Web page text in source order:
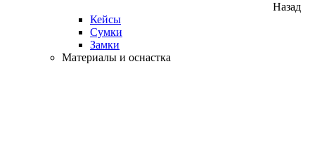
Назад
Кейсы
Сумки
Замки
Материалы и оснастка